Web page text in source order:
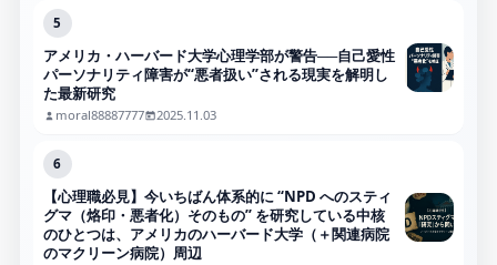
5
アメリカ・ハーバード大学心理学部が警告──自己愛性
パーソナリティ障害が“悪者扱い”される現実を解明し
た最新研究
moral88887777 2025.11.03
6
【心理職必見】今いちばん体系的に “NPD へのスティ
グマ（烙印・悪者化）そのもの” を研究している中核
のひとつは、アメリカのハーバード大学（＋関連病院
のマクリーン病院）周辺